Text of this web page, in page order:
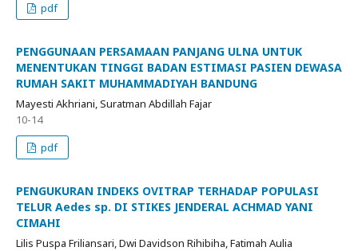
pdf
PENGGUNAAN PERSAMAAN PANJANG ULNA UNTUK
MENENTUKAN TINGGI BADAN ESTIMASI PASIEN DEWASA
RUMAH SAKIT MUHAMMADIYAH BANDUNG
Mayesti Akhriani, Suratman Abdillah Fajar
10-14
pdf
PENGUKURAN INDEKS OVITRAP TERHADAP POPULASI
TELUR Aedes sp. DI STIKES JENDERAL ACHMAD YANI
CIMAHI
Lilis Puspa Friliansari, Dwi Davidson Rihibiha, Fatimah Aulia